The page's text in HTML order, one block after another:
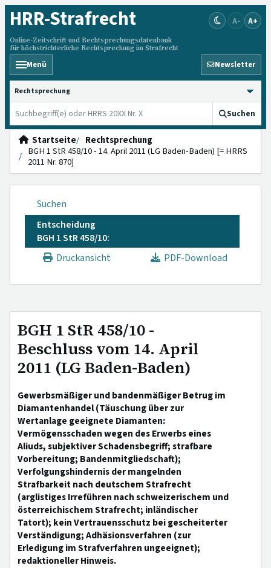
HRR-Strafrecht
Online-Zeitschrift und Rechtsprechungsdatenbank
für höchstrichterliche Rechtsprechung im Strafrecht
A- A+
Menü Newsletter
HRRS durchsuchen
Suchen
Startseite
Rechtsprechung
BGH 1 StR 458/10 - 14. April 2011 (LG Baden-Baden) [= HRRS
2011 Nr. 870]
Suchen
Entscheidung
BGH 1 StR 458/10:
Druckansicht
PDF-Download
BGH 1 StR 458/10 -
Beschluss vom 14. April
2011 (LG Baden-Baden)
Gewerbsmäßiger und bandenmäßiger Betrug im
Diamantenhandel (Täuschung über zur
Wertanlage geeignete Diamanten:
Vermögensschaden wegen des Erwerbs eines
Aliuds, subjektiver Schadensbegriff; strafbare
Vorbereitung; Bandenmitgliedschaft);
Verfolgungshindernis der mangelnden
Strafbarkeit nach deutschem Strafrecht
(arglistiges Irreführen nach schweizerischem und
österreichischem Strafrecht; inländischer
Tatort); kein Vertrauensschutz bei gescheiterter
Verständigung; Adhäsionsverfahren (zur
Erledigung im Strafverfahren ungeeignet);
redaktioneller Hinweis.